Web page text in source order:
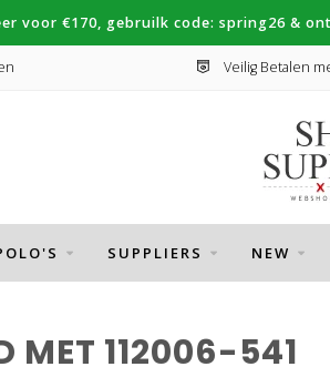
voor €170, gebruilk code: spring26 &
Veilig Betalen
SUPPLIERS NEW
MET 112006-541